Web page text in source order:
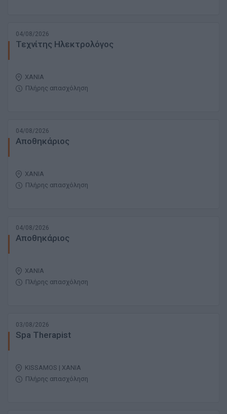
04/08/2026
Τεχνίτης Ηλεκτρολόγος
ΧΑΝΙΑ
Πλήρης απασχόληση
04/08/2026
Αποθηκάριος
ΧΑΝΙΑ
Πλήρης απασχόληση
04/08/2026
Αποθηκάριος
ΧΑΝΙΑ
Πλήρης απασχόληση
03/08/2026
Spa Therapist
KISSAMOS | ΧΑΝΙΑ
Πλήρης απασχόληση